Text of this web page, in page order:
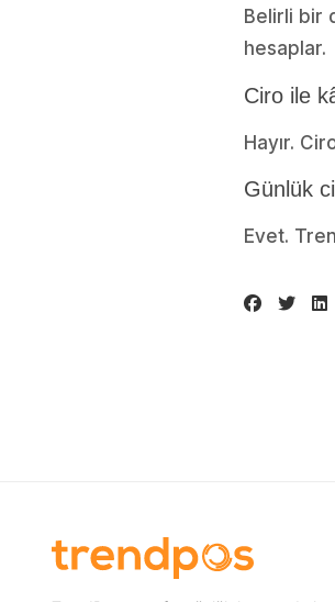
Belirli bir
hesaplar.
Ciro ile
Hayır.
Günlük
Evet.